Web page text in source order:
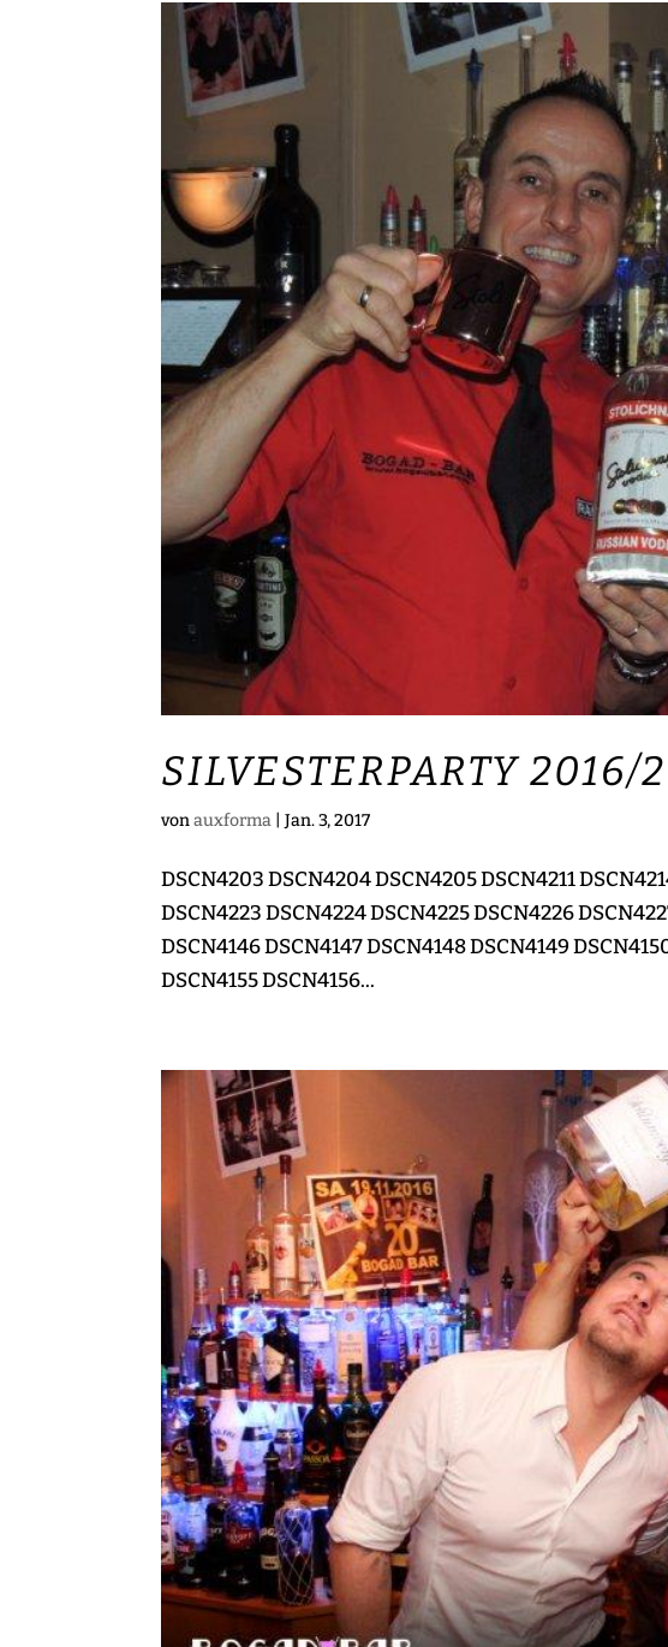
SILVESTERPARTY 2016/
vonauxforma |Jan. 3, 2017
DSCN4203 DSCN4204 DSCN4205 DSCN4211
DSCN4223 DSCN4224 DSCN4225 DSCN4226
DSCN4146 DSCN4147 DSCN4148 DSCN4149
DSCN4155 DSCN4156...